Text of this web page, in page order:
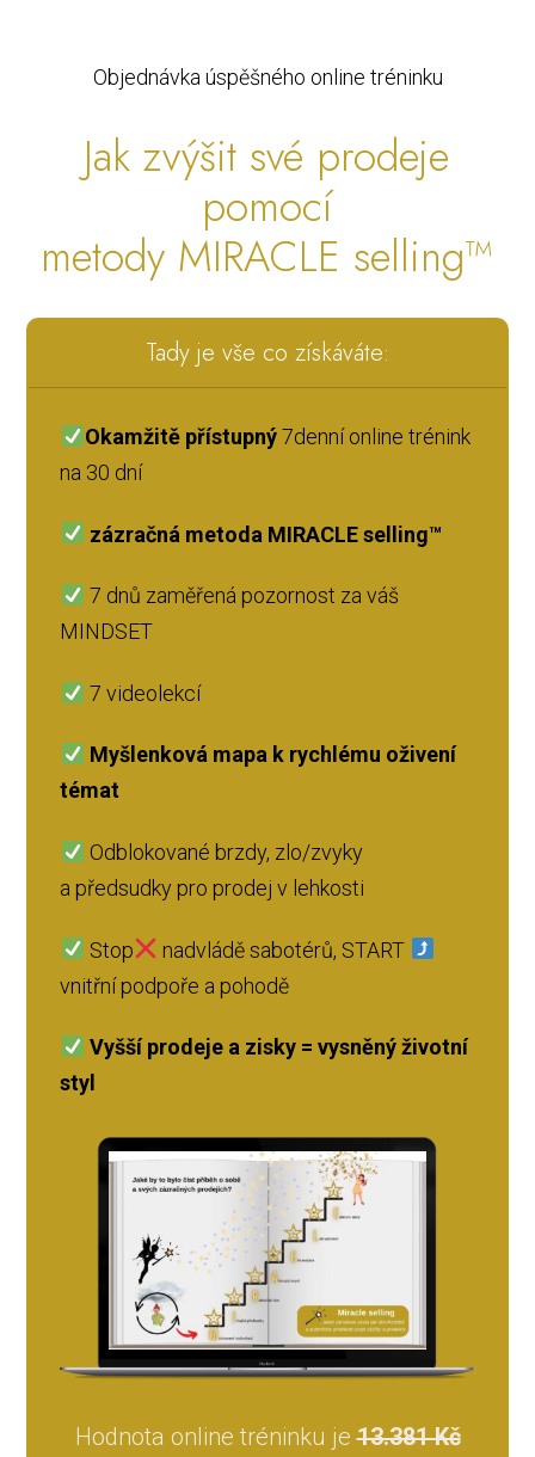
Objednávka úspěšného online tréninku
Jak zvýšit své prodeje
pomocí
metody MIRACLE selling™
Tady je vše co získáváte:
Okamžitě přístupný7denní online trénink
na 30 dní
zázračná metoda MIRACLE selling™
7 dnů zaměřená pozornost za váš
MINDSET
7 videolekcí
Myšlenková mapa k rychlému oživení
témat
Odblokované brzdy, zlo/zvyky
a předsudky pro prodej v lehkosti
Stop
nadvládě sabotérů, START
vnitřní podpoře a pohodě
Vyšší prodeje a zisky = vysněný životní
styl
Hodnota online tréninku je13.381 Kč